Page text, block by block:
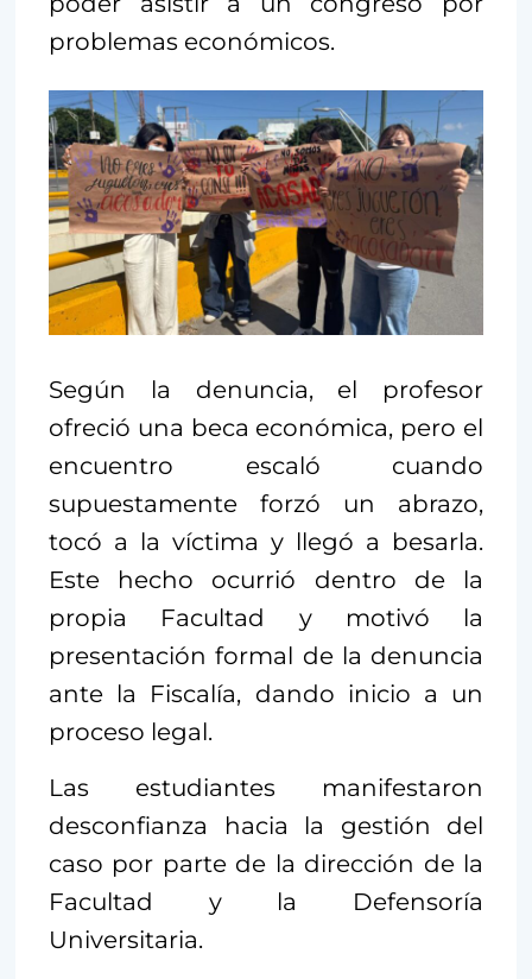
problemas económicos.
Según la denuncia, el profesor
ofreció una beca económica, pero el
encuentro escaló cuando
supuestamente forzó un abrazo,
tocó a la víctima y llegó a besarla.
Este hecho ocurrió dentro de la
propia Facultad y motivó la
presentación formal de la denuncia
ante la Fiscalía, dando inicio a un
proceso legal.
Las estudiantes manifestaron
desconfianza hacia la gestión del
caso por parte de la dirección de la
Facultad y la Defensoría
Universitaria.